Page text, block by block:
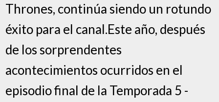
Thrones, continúa siendo un rotundo
éxito para el canal.Este año, después
de los sorprendentes
acontecimientos ocurridos en el
episodio final de la Temporada 5 -